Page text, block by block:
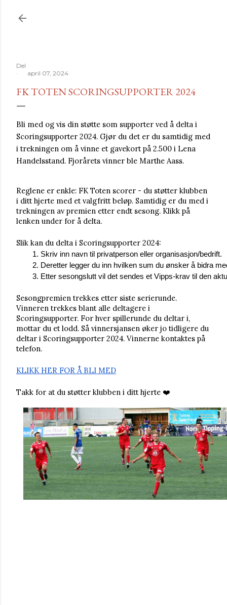
Del
april 07, 2024
FK TOTEN SCORINGSUPPORTER 2024
Bli med og vis din støtte som supporter ved å delta i
Scoringsupporter 2024. Gjør du det er du samtidig med
i trekningen om å vinne et gavekort på 2.500 i Lena
Handelsstand. Fjorårets vinner ble Marthe Aass.
Reglene er enkle: FK Toten scorer - du støtter klubben
i ditt hjerte med et valgfritt beløp. Samtidig er du med i
trekningen av premien etter endt sesong. Klikk på
lenken under for å delta.
Slik kan du delta i Scoringsupporter 2024:
Skriv inn navn til privatperson eller organisasjon/bedrift.
Deretter legger du inn hvilken sum du ønsker å bidra
Etter sesongslutt vil det sendes et Vipps-krav til den
Sesongpremien trekkes etter siste serierunde.
Vinneren trekkes blant alle deltagere i
Scoringsupporter. For hver spillerunde du deltar i,
mottar du et lodd. Så vinnersjansen øker jo tidligere du
deltar i Scoringsupporter 2024. Vinnerne kontaktes på
telefon.
KLIKK HER FOR Å BLI MED
Takk for at du støtter klubben i ditt hjerte ❤️